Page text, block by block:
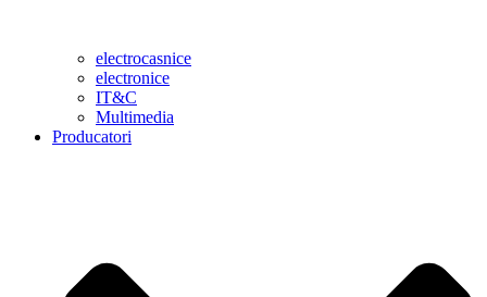
electrocasnice
electronice
IT&C
Multimedia
Producatori